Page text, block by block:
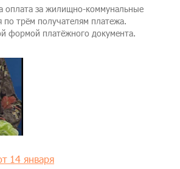
оплата за жилищно-коммунальные
по трём получателям платежа.
формой платёжного документа.
14 января